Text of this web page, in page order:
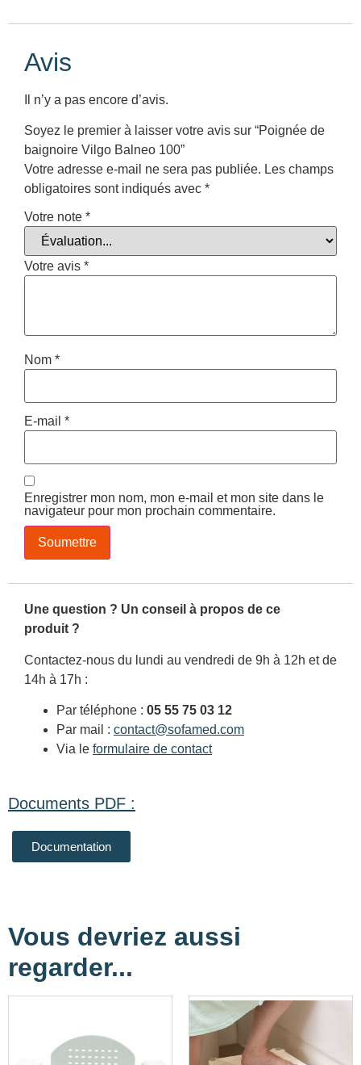
Avis
Il n’y a pas encore d’avis.
Soyez le premier à laisser votre avis sur “Poignée de
baignoire Vilgo Balneo 100”
Votre adresse e-mail ne sera pas publiée. Les champs
obligatoires sont indiqués avec *
Votre note *
Votre avis *
Nom *
E-mail *
Enregistrer mon nom, mon e-mail et mon site dans le
navigateur pour mon prochain commentaire.
Une question ? Un conseil à propos de ce
produit ?
Contactez-nous du lundi au vendredi de 9h à 12h et de
14h à 17h :
Par téléphone : 05 55 75 03 12
Par mail : contact@sofamed.com
Via le formulaire de contact
Documents PDF :
Documentation
Vous devriez aussi
regarder...